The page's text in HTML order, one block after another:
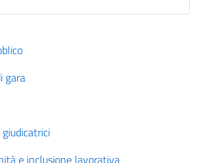
gara
e inclusione lavorativa